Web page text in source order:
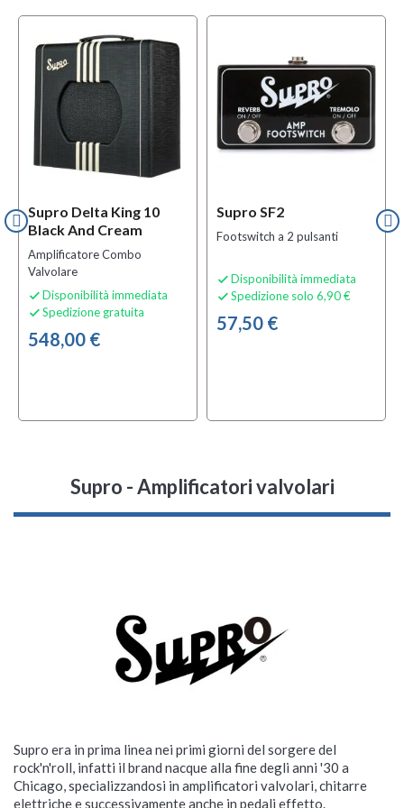
Supro Delta King 10
Black And Cream
Amplificatore Combo
Valvolare
 Disponibilità immediata
 Spedizione gratuita
548,00 €
Supro SF2
Footswitch a 2 pulsanti
 Disponibilità immediata
 Spedizione solo 6,90 €
57,50 €
Supro - Amplificatori valvolari
Supro era in prima linea nei primi giorni del sorgere del
rock'n'roll, infatti il brand nacque alla fine degli anni '30 a
Chicago, specializzandosi in amplificatori valvolari, chitarre
elettriche e successivamente anche in pedali effetto.